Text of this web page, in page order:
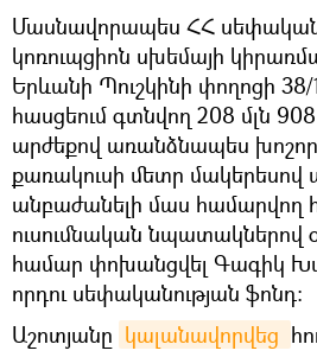
Մասնավորապես ՀՀ
կոռուպցիոն սխեմայի
Երևանի Պուշկինի փողոցի 38/
հասցեում գտնվող 208 մլն
արժեքով առանձնապես խոշոր
քառակուսի մետր մակերեսով
անբաժանելի մաս համարվող
ուսումնական նպատակներով
համար փոխանցվել Գագիկ
որդու սեփականության ֆոնդ:
Աշոտյանը կալանավորվեց